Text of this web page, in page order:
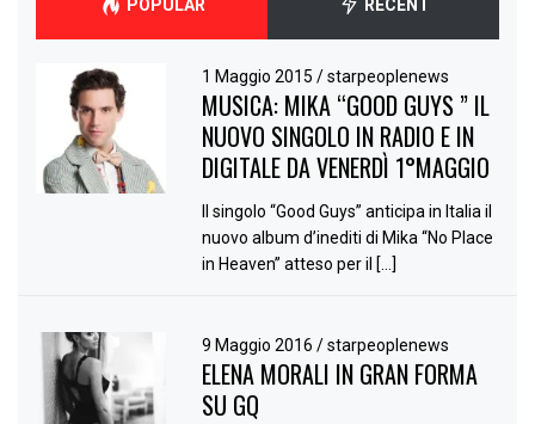
POPULAR RECENT
1 Maggio 2015/ starpeoplenews
MUSICA: MIKA “GOOD GUYS ” IL
NUOVO SINGOLO IN RADIO E IN
DIGITALE DA VENERDÌ 1°MAGGIO
Il singolo “Good Guys” anticipa in Italia il
nuovo album d’inediti di Mika “No Place
in Heaven” atteso per il […]
9 Maggio 2016/ starpeoplenews
ELENA MORALI IN GRAN FORMA
SU GQ